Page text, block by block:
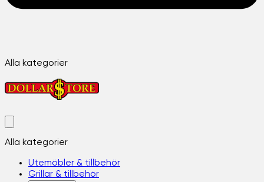
Alla kategorier
Alla kategorier
Utemöbler & tillbehör
Grillar & tillbehör